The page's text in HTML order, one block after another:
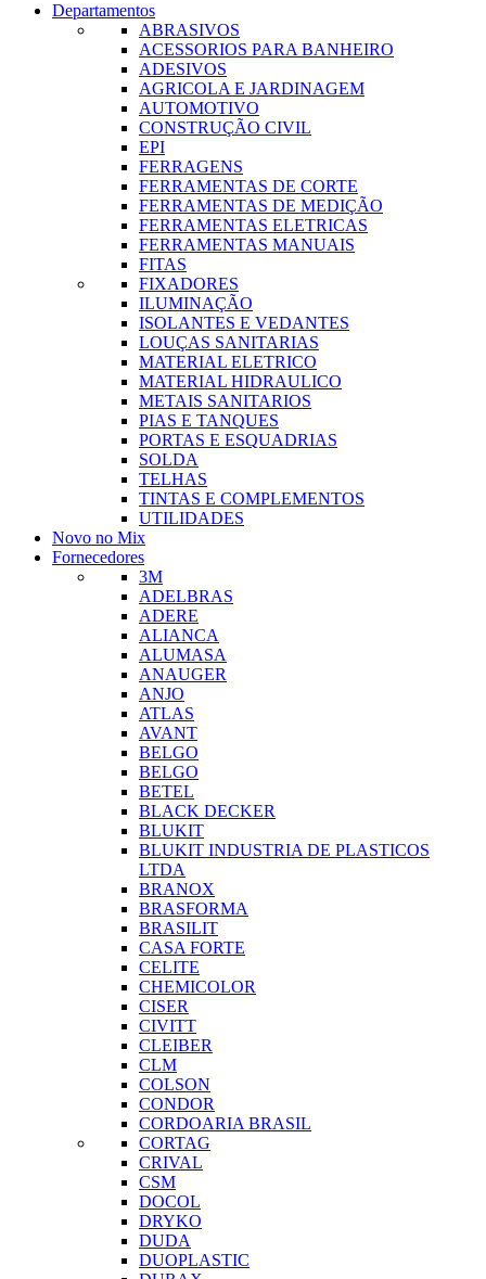
Departamentos
ABRASIVOS
ACESSORIOS PARA BANHEIRO
ADESIVOS
AGRICOLA E JARDINAGEM
AUTOMOTIVO
CONSTRUÇÃO CIVIL
EPI
FERRAGENS
FERRAMENTAS DE CORTE
FERRAMENTAS DE MEDIÇÃO
FERRAMENTAS ELETRICAS
FERRAMENTAS MANUAIS
FITAS
FIXADORES
ILUMINAÇÃO
ISOLANTES E VEDANTES
LOUÇAS SANITARIAS
MATERIAL ELETRICO
MATERIAL HIDRAULICO
METAIS SANITARIOS
PIAS E TANQUES
PORTAS E ESQUADRIAS
SOLDA
TELHAS
TINTAS E COMPLEMENTOS
UTILIDADES
Novo no Mix
Fornecedores
3M
ADELBRAS
ADERE
ALIANCA
ALUMASA
ANAUGER
ANJO
ATLAS
AVANT
BELGO
BELGO
BETEL
BLACK DECKER
BLUKIT
BLUKIT INDUSTRIA DE PLASTICOS
LTDA
BRANOX
BRASFORMA
BRASILIT
CASA FORTE
CELITE
CHEMICOLOR
CISER
CIVITT
CLEIBER
CLM
COLSON
CONDOR
CORDOARIA BRASIL
CORTAG
CRIVAL
CSM
DOCOL
DRYKO
DUDA
DUOPLASTIC